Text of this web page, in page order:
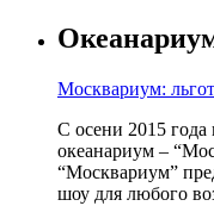
Москвариум:
С осени 2015
океанариум –
“Москвариум”
шоу для любого